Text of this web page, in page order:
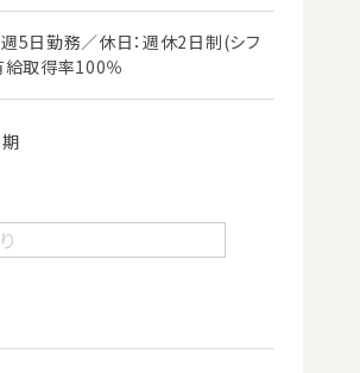
5日勤務／休日：週休2日制(シフ
取得率100％